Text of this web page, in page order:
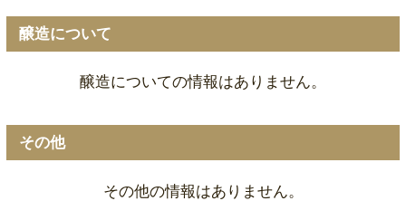
醸造について
醸造についての情報はありません。
その他
その他の情報はありません。